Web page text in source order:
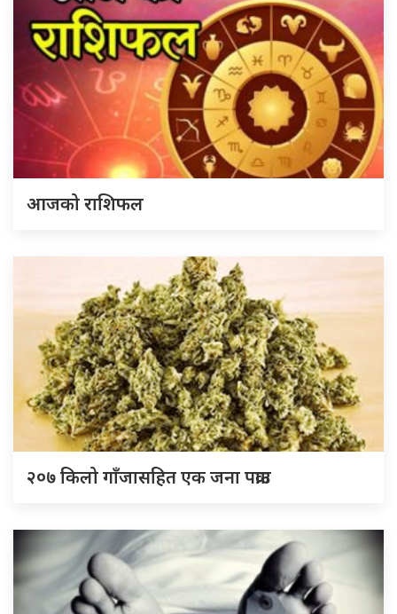
आजको राशिफल
२०७ किलो गाँजासहित एक जना पक्राउ